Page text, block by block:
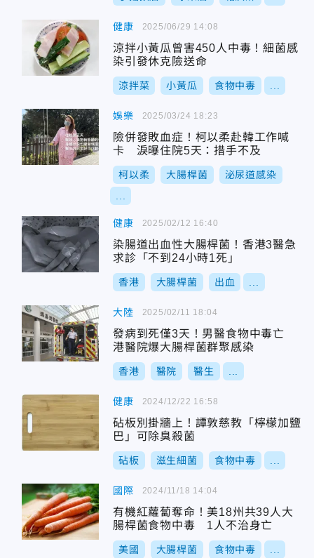
健康
涼拌小黃瓜曾害450人中毒！細菌感
染引發休克險送命
涼拌菜 小黃瓜 食物中毒
2025/06/29 14:08
娛樂
險併發敗血症！柯以柔赴韓工作喊
卡 淚曝住院5天：措手不及
柯以柔 大腸桿菌 泌尿道感染
2025/03/24 18:23
健康
染腸道出血性大腸桿菌！香港3醫急
求診「不到24小時1死」
香港 大腸桿菌 出血
2025/02/12 16:40
大陸
發病到死僅3天！男醫食物中毒亡
港醫院爆大腸桿菌群聚感染
香港 醫院 醫生
2025/02/11 18:04
健康
砧板別掛牆上！譚敦慈教「檸檬加鹽
巴」可除臭殺菌
砧板 滋生細菌 食物中毒
2024/12/22 16:58
國際
有機紅蘿蔔奪命！美18州共39人大
腸桿菌食物中毒 1人不治身亡
美國 大腸桿菌 食物中毒
2024/11/18 14:04